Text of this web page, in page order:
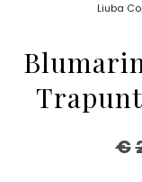
Liuba
€